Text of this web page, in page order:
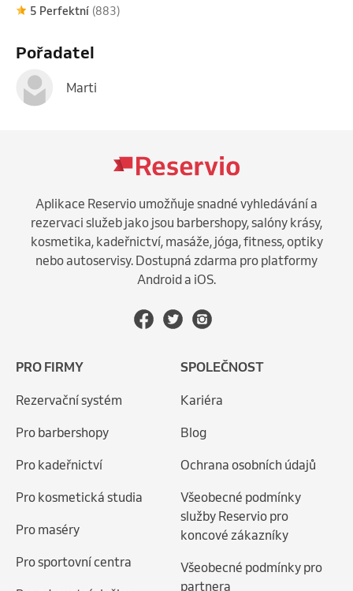
5 Perfektní (883)
Pořadatel
Marti
Aplikace Reservio umožňuje snadné vyhledávání a
rezervaci služeb jako jsou barbershopy, salóny krásy,
kosmetika, kadeřnictví, masáže, jóga, fitness, optiky
nebo autoservisy. Dostupná zdarma pro platformy
Android a iOS.
PRO FIRMY
Rezervační systém
Pro barbershopy
Pro kadeřnictví
Pro kosmetická studia
Pro maséry
Pro sportovní centra
SPOLEČNOST
Kariéra
Blog
Ochrana osobních údajů
Všeobecné podmínky
služby Reservio pro
koncové zákazníky
Všeobecné podmínky pro
partnera